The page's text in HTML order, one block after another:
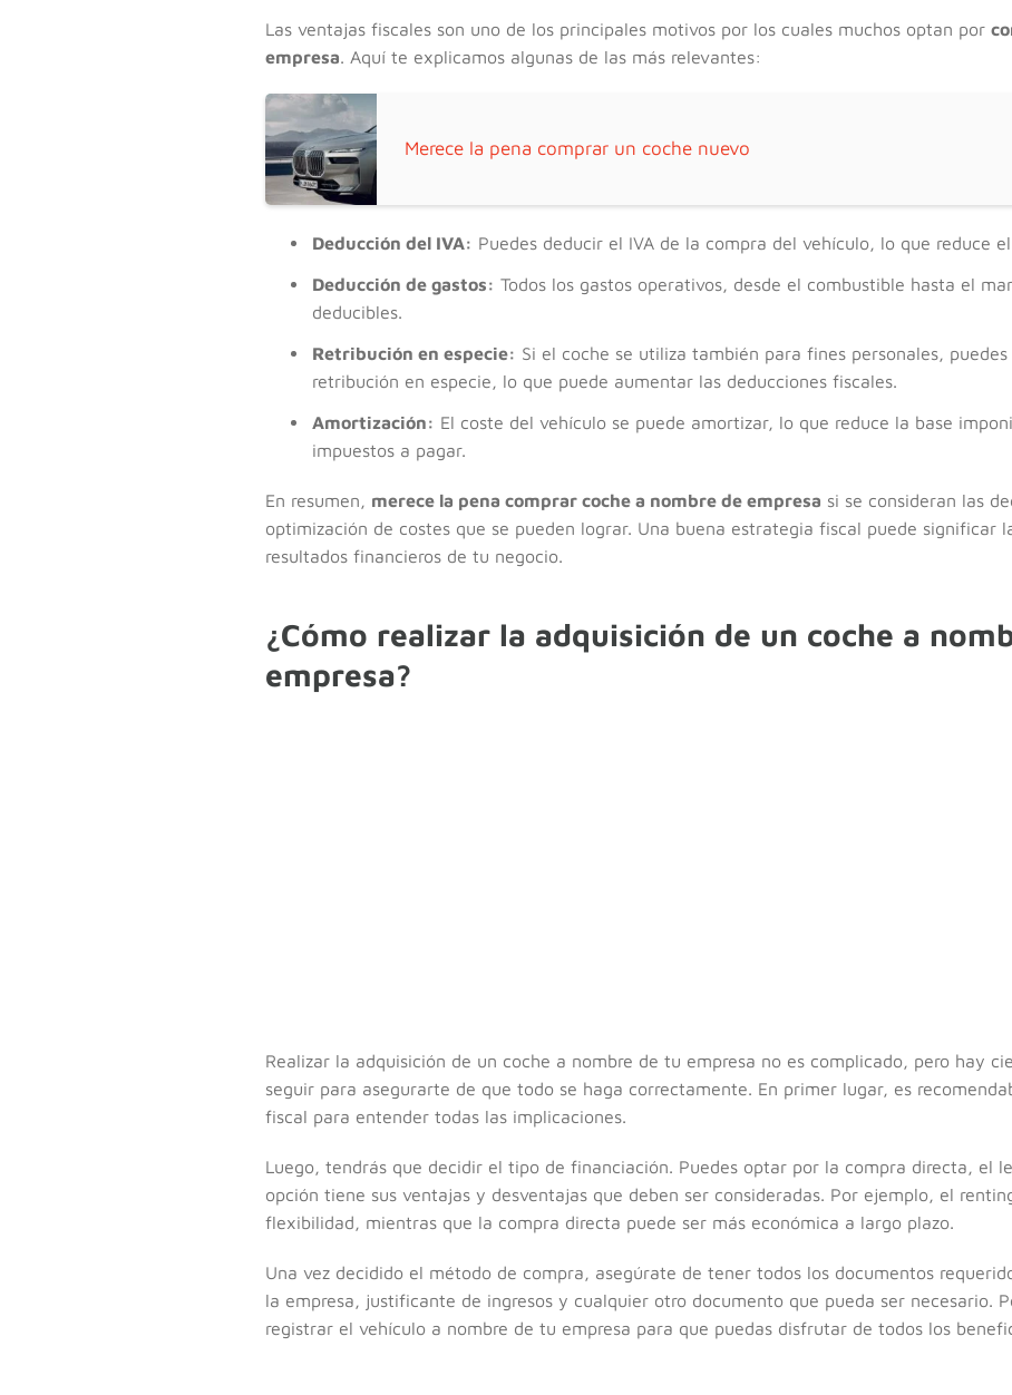
Las ventajas fiscales son uno de los principales motivos por los cuales muchos optan por
empresa. Aquí te explicamos algunas de las más relevantes:
Merece la pena comprar un coche nuevo
Deducción del IVA: Puedes deducir el IVA de la compra del vehículo, lo que reduce
Deducción de gastos: Todos los gastos operativos, desde el combustible hasta el
deducibles.
Retribución en especie: Si el coche se utiliza también para fines personales,
retribución en especie, lo que puede aumentar las deducciones fiscales.
Amortización: El coste del vehículo se puede amortizar, lo que reduce la base
impuestos a pagar.
En resumen, merece la pena comprar coche a nombre de empresa si se consideran las
optimización de costes que se pueden lograr. Una buena estrategia fiscal puede significar
resultados financieros de tu negocio.
¿Cómo realizar la adquisición de un coche a
empresa?
Realizar la adquisición de un coche a nombre de tu empresa no es complicado, pero hay
seguir para asegurarte de que todo se haga correctamente. En primer lugar, es
fiscal para entender todas las implicaciones.
Luego, tendrás que decidir el tipo de financiación. Puedes optar por la compra directa, el
opción tiene sus ventajas y desventajas que deben ser consideradas. Por ejemplo, el
flexibilidad, mientras que la compra directa puede ser más económica a largo plazo.
Una vez decidido el método de compra, asegúrate de tener todos los documentos
la empresa, justificante de ingresos y cualquier otro documento que pueda ser necesario.
registrar el vehículo a nombre de tu empresa para que puedas disfrutar de todos los